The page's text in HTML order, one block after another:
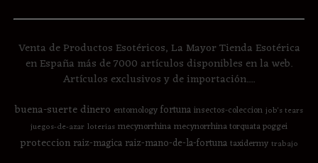
Venta de Productos Esotéricos, La Mayor Tienda Esotérica
en España más de 7000 artículos disponibles en la web.
Artículos exclusivos y de importación....
buena-suertedinero entomologyfortunainsectos-coleccion job's tears
juegos-de-azar loterias mecynorrhinamecynorrhina torquata poggei
proteccion raiz-magica raiz-mano-de-la-fortunataxidermy trabajo